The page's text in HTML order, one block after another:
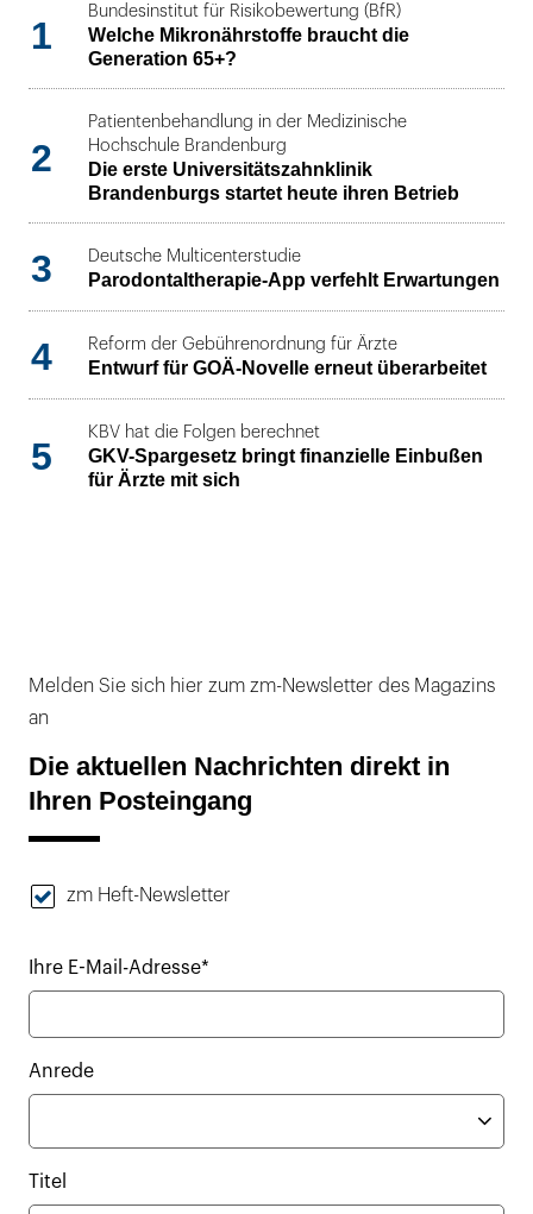
1
Bundesinstitut für Risikobewertung (BfR)
Welche Mikronährstoffe braucht die
Generation 65+?
2
Patientenbehandlung in der Medizinische
Hochschule Brandenburg
Die erste Universitätszahnklinik
Brandenburgs startet heute ihren Betrieb
3 Deutsche Multicenterstudie
Parodontaltherapie-App verfehlt Erwartungen
4 Reform der Gebührenordnung für Ärzte
Entwurf für GOÄ-Novelle erneut überarbeitet
5
KBV hat die Folgen berechnet
GKV-Spargesetz bringt finanzielle Einbußen
für Ärzte mit sich
Melden Sie sich hier zum zm-Newsletter des Magazins
an
Die aktuellen Nachrichten direkt in
Ihren Posteingang
zm Heft-Newsletter
Ihre E-Mail-Adresse*
Anrede
Titel